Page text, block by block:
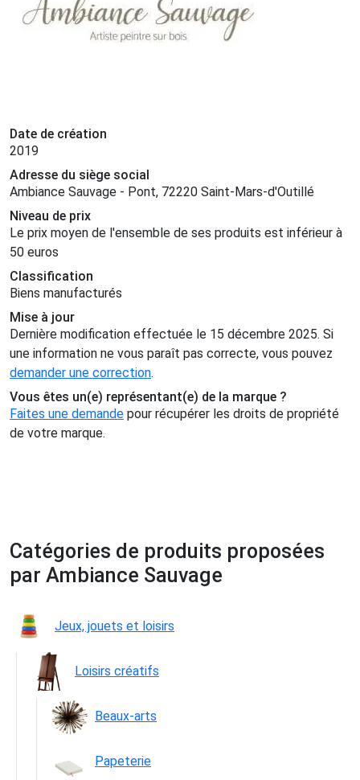
Date de création
2019
Adresse du siège social
Ambiance Sauvage - Pont, 72220 Saint-Mars-d'Outillé
Niveau de prix
Le prix moyen de l'ensemble de ses produits est inférieur à
50 euros
Classification
Biens manufacturés
Mise à jour
Dernière modification effectuée le 15 décembre 2025. Si
une information ne vous paraît pas correcte, vous pouvez
demander une correction.
Vous êtes un(e) représentant(e) de la marque ?
Faites une demande pour récupérer les droits de propriété
de votre marque.
Catégories de produits proposées
par Ambiance Sauvage
Jeux, jouets et loisirs
Loisirs créatifs
Beaux-arts
Papeterie